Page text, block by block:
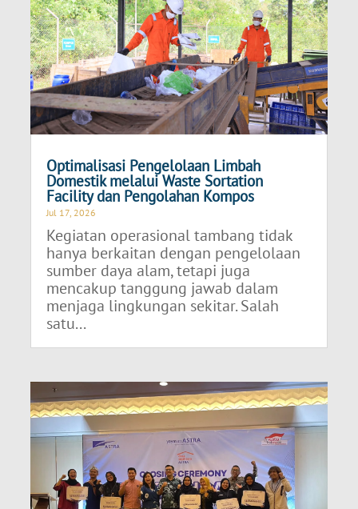
Optimalisasi Pengelolaan Limbah
Domestik melalui Waste Sortation
Facility dan Pengolahan Kompos
Jul 17, 2026
Kegiatan operasional tambang tidak
hanya berkaitan dengan pengelolaan
sumber daya alam, tetapi juga
mencakup tanggung jawab dalam
menjaga lingkungan sekitar. Salah
satu...